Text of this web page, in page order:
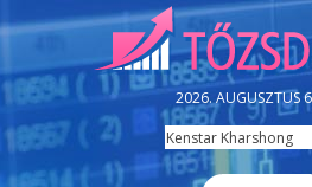
2026. AUGUSZTUS